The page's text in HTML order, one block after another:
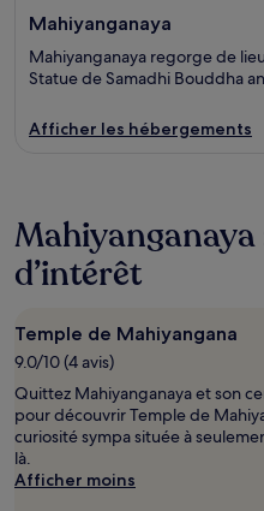
Mahiyanganaya
Mahiyanganaya regorge de
Statue de Samadhi Bouddha
Afficher les hébergements
d’intérêt
Temple de Mahiyangana
9.0/10 (4 avis)
Quittez Mahiyanganaya et son
pour découvrir Temple de
curiosité sympa située à
là.
Afficher moins